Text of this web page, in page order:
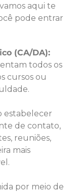
aqui te
pode entrar
(CA/DA):
todos os
cursos ou
estabelecer
de contato,
reuniões,
mais
por meio de